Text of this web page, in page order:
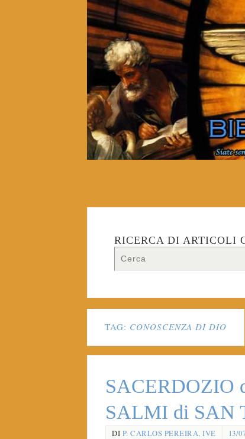
RICERCA DI ARTICOLI
TAG: CONOSCENZA DI DIO
SACERDOZIO
SALMI di SAN
DI P. CARLOS PEREIRA, IVE
13/